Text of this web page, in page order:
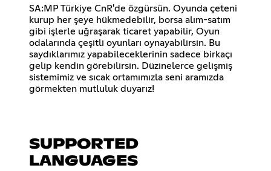
SA:MP Türkiye CnR'de özgürsün. Oyunda çeteni
kurup her şeye hükmedebilir, borsa alım-satım
gibi işlerle uğraşarak ticaret yapabilir, Oyun
odalarında çeşitli oyunları oynayabilirsin. Bu
saydıklarımız yapabileceklerinin sadece birkaçı
gelip kendin görebilirsin. Düzinelerce gelişmiş
sistemimiz ve sıcak ortamımızla seni aramızda
görmekten mutluluk duyarız!
SUPPORTED
LANGUAGES